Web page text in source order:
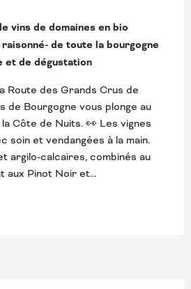
vins de domaines en bio
de toute la bourgogne
de dégustation
Route des Grands Crus de
de Bourgogne vous plonge au
Côte de Nuits. 👀 Les vignes
soin et vendangées à la main.
argilo-calcaires, combinés au
aux Pinot Noir et...